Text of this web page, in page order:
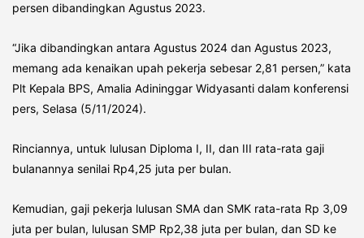
persen dibandingkan Agustus 2023.
“Jika dibandingkan antara Agustus 2024 dan Agustus 2023,
memang ada kenaikan upah pekerja sebesar 2,81 persen,” kata
Plt Kepala BPS, Amalia Adininggar Widyasanti dalam konferensi
pers, Selasa (5/11/2024).
Rinciannya, untuk lulusan Diploma I, II, dan III rata-rata gaji
bulanannya senilai Rp4,25 juta per bulan.
Kemudian, gaji pekerja lulusan SMA dan SMK rata-rata Rp 3,09
juta per bulan, lulusan SMP Rp2,38 juta per bulan, dan SD ke